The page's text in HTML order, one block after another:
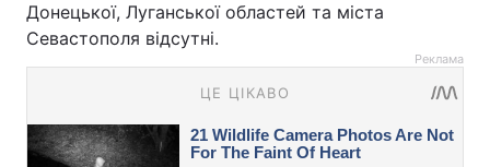
Донецької, Луганської областей та міста
Севастополя відсутні.
Реклама